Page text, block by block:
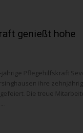
genießt hohe
jährige Pflegehilfskraft
ihre
Die treue